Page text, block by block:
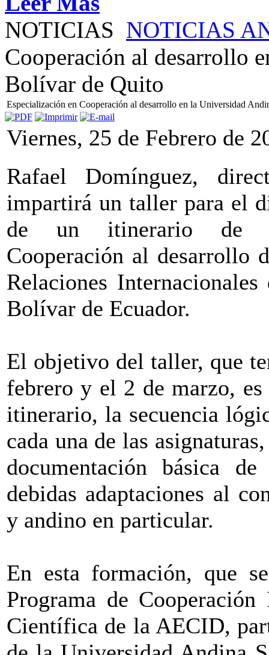
NOTICIAS NOTICIAS
Cooperación al desarrollo
Bolívar de Quito
Especialización en Cooperación al desarrollo en la Universidad
Viernes, 25 de Febrero de
Rafael Domínguez,
impartirá un taller para el
de un itinerario de
Cooperación al desarrollo
Relaciones
Bolívar de Ecuador.
El objetivo del taller, que
febrero y el 2 de marzo,
itinerario, la secuencia
cada una de las
documentación básica
debidas adaptaciones al
y andino en particular.
En esta formación, que
Programa de
Científica de la AECID,